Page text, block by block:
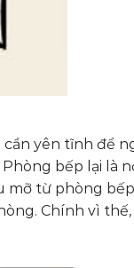
yên tĩnh để
bếp lại là
mỡ từ phòng
Chính vì